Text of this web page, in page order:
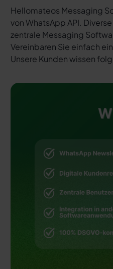
Hellomateos Messaging
von WhatsApp API.
zentrale Messaging
Vereinbaren Sie einfach
Unsere Kunden wissen